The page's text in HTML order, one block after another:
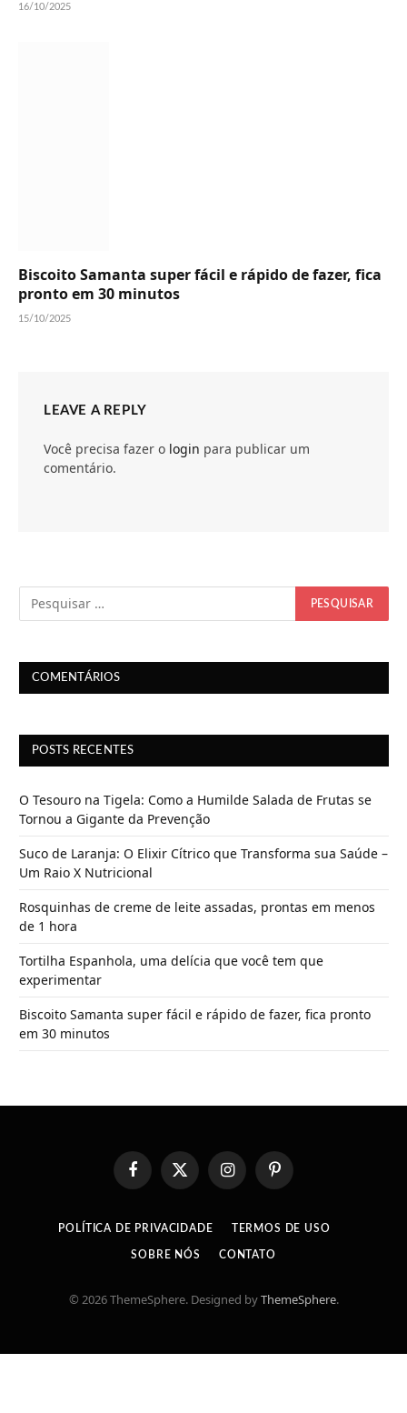
16/10/2025
Biscoito Samanta super fácil e rápido de fazer, fica
pronto em 30 minutos
15/10/2025
LEAVE A REPLY
Você precisa fazer o login para publicar um
comentário.
COMENTÁRIOS
POSTS RECENTES
O Tesouro na Tigela: Como a Humilde Salada de Frutas se
Tornou a Gigante da Prevenção
Suco de Laranja: O Elixir Cítrico que Transforma sua Saúde –
Um Raio X Nutricional
Rosquinhas de creme de leite assadas, prontas em menos
de 1 hora
Tortilha Espanhola, uma delícia que você tem que
experimentar
Biscoito Samanta super fácil e rápido de fazer, fica pronto
em 30 minutos
FacebookX
(Twitter)
InstagramPinterest
POLÍTICA DE PRIVACIDADE TERMOS DE USO
SOBRE NÓS CONTATO
© 2026 ThemeSphere. Designed byThemeSphere.